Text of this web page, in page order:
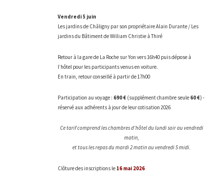
Vendredi 5 juin
Les jardins de Châligny par son propriétaire Alain Durante / Les
jardins du Bâtiment de William Christie à Thiré
Retour à la gare de La Roche sur Yon vers 16h40 puis dépose à
l’hôtel pour les participants venus en voiture.
En train, retour conseillé à partir de 17h00
Participation au voyage : 690 € (supplément chambre seule 60 €) -
réservé aux adhérents à jour de leur cotisation 2026
Ce tarif comprend les chambres d’hôtel du lundi soir au vendredi
matin,
et tous les repas du mardi 2 matin au vendredi 5 midi.
Clôture des inscriptions le 16 mai 2026